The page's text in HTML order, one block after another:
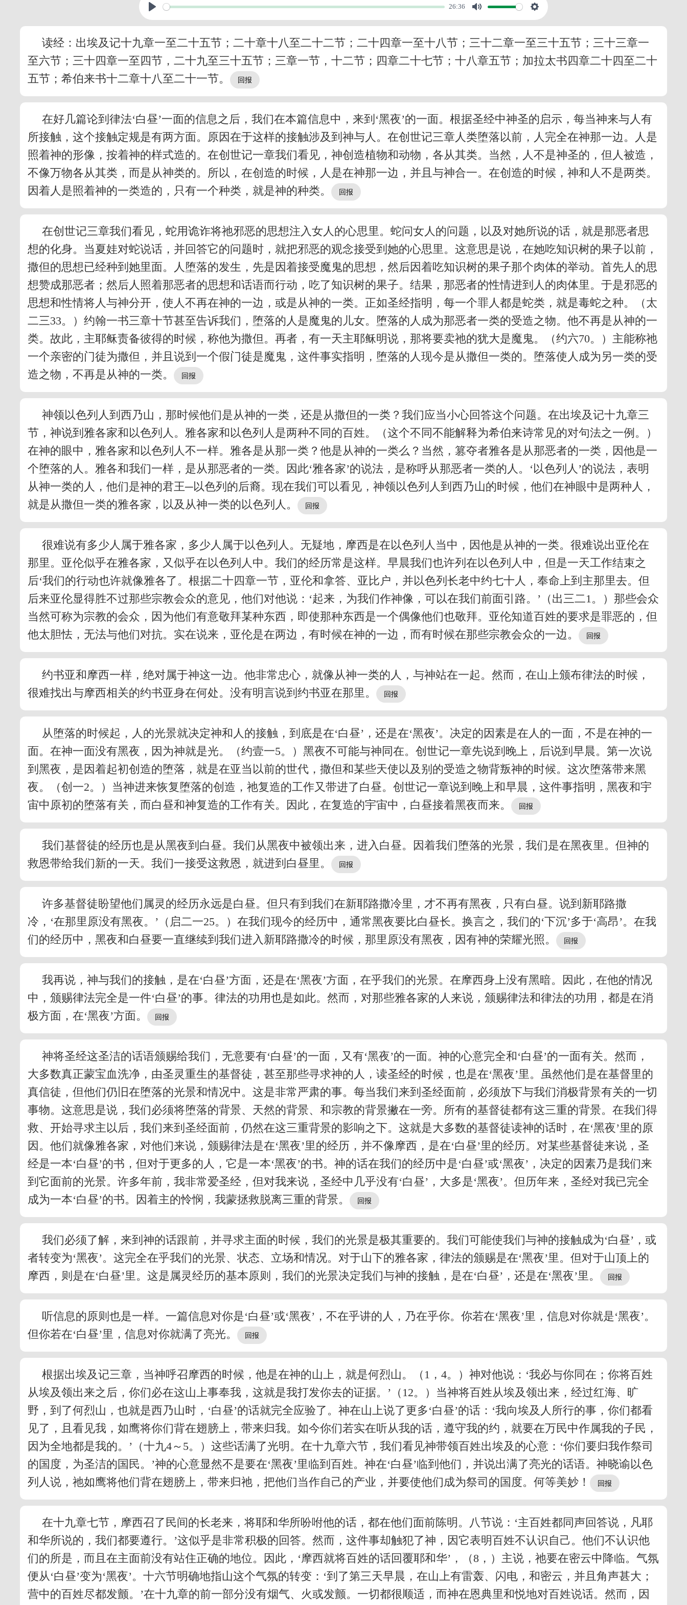
26:36
读经：出埃及记十九章一至二十五节；二十章十八至二十二节；二十四章一至十八节；三十二章一至三十五节；三十三章一
至六节；三十四章一至四节，二十九至三十五节；三章一节，十二节；四章二十七节；十八章五节；加拉太书四章二十四至二十
五节；希伯来书十二章十八至二十一节。
在好几篇论到律法‘白昼’一面的信息之后，我们在本篇信息中，来到‘黑夜’的一面。根据圣经中神圣的启示，每当神来与人有
所接触，这个接触定规是有两方面。原因在于这样的接触涉及到神与人。在创世记三章人类堕落以前，人完全在神那一边。人是
照着神的形像，按着神的样式造的。在创世记一章我们看见，神创造植物和动物，各从其类。当然，人不是神圣的，但人被造，
不像万物各从其类，而是从神类的。所以，在创造的时候，人是在神那一边，并且与神合一。在创造的时候，神和人不是两类。
因着人是照着神的一类造的，只有一个种类，就是神的种类。
在创世记三章我们看见，蛇用诡诈将祂邪恶的思想注入女人的心思里。蛇问女人的问题，以及对她所说的话，就是那恶者思
想的化身。当夏娃对蛇说话，并回答它的问题时，就把邪恶的观念接受到她的心思里。这意思是说，在她吃知识树的果子以前，
撒但的思想已经种到她里面。人堕落的发生，先是因着接受魔鬼的思想，然后因着吃知识树的果子那个肉体的举动。首先人的思
想赞成那恶者；然后人照着那恶者的思想和话语而行动，吃了知识树的果子。结果，那恶者的性情进到人的肉体里。于是邪恶的
思想和性情将人与神分开，使人不再在神的一边，或是从神的一类。正如圣经指明，每一个罪人都是蛇类，就是毒蛇之种。（太
二三33。）约翰一书三章十节甚至告诉我们，堕落的人是魔鬼的儿女。堕落的人成为那恶者一类的受造之物。他不再是从神的一
类。故此，主耶稣责备彼得的时候，称他为撒但。再者，有一天主耶稣明说，那将要卖祂的犹大是魔鬼。（约六70。）主能称祂
一个亲密的门徒为撒但，并且说到一个假门徒是魔鬼，这件事实指明，堕落的人现今是从撒但一类的。堕落使人成为另一类的受
造之物，不再是从神的一类。
神领以色列人到西乃山，那时候他们是从神的一类，还是从撒但的一类？我们应当小心回答这个问题。在出埃及记十九章三
节，神说到雅各家和以色列人。雅各家和以色列人是两种不同的百姓。（这个不同不能解释为希伯来诗常见的对句法之一例。）
在神的眼中，雅各家和以色列人不一样。雅各是从那一类？他是从神的一类么？当然，篡夺者雅各是从那恶者的一类，因他是一
个堕落的人。雅各和我们一样，是从那恶者的一类。因此‘雅各家’的说法，是称呼从那恶者一类的人。‘以色列人’的说法，表明
从神一类的人，他们是神的君王─以色列的后裔。现在我们可以看见，神领以色列人到西乃山的时候，他们在神眼中是两种人，
就是从撒但一类的雅各家，以及从神一类的以色列人。
很难说有多少人属于雅各家，多少人属于以色列人。无疑地，摩西是在以色列人当中，因他是从神的一类。很难说出亚伦在
那里。亚伦似乎在雅各家，又似乎在以色列人中。我们的经历常是这样。早晨我们也许列在以色列人中，但是一天工作结束之
后‘我们的行动也许就像雅各了。根据二十四章一节，亚伦和拿答、亚比户，并以色列长老中约七十人，奉命上到主那里去。但
后来亚伦显得胜不过那些宗教会众的意见，他们对他说：‘起来，为我们作神像，可以在我们前面引路。’（出三二1。）那些会众
当然可称为宗教的会众，因为他们有意敬拜某种东西，即使那种东西是一个偶像他们也敬拜。亚伦知道百姓的要求是罪恶的，但
他太胆怯，无法与他们对抗。实在说来，亚伦是在两边，有时候在神的一边，而有时候在那些宗教会众的一边。
约书亚和摩西一样，绝对属于神这一边。他非常忠心，就像从神一类的人，与神站在一起。然而，在山上颁布律法的时候，
很难找出与摩西相关的约书亚身在何处。没有明言说到约书亚在那里。
从堕落的时候起，人的光景就决定神和人的接触，到底是在‘白昼’，还是在‘黑夜’。决定的因素是在人的一面，不是在神的一
面。在神一面没有黑夜，因为神就是光。（约壹一5。）黑夜不可能与神同在。创世记一章先说到晚上，后说到早晨。第一次说
到黑夜，是因着起初创造的堕落，就是在亚当以前的世代，撒但和某些天使以及别的受造之物背叛神的时候。这次堕落带来黑
夜。（创一2。）当神进来恢复堕落的创造，祂复造的工作又带进了白昼。创世记一章说到晚上和早晨，这件事指明，黑夜和宇
宙中原初的堕落有关，而白昼和神复造的工作有关。因此，在复造的宇宙中，白昼接着黑夜而来。
我们基督徒的经历也是从黑夜到白昼。我们从黑夜中被领出来，进入白昼。因着我们堕落的光景，我们是在黑夜里。但神的
救恩带给我们新的一天。我们一接受这救恩，就进到白昼里。
许多基督徒盼望他们属灵的经历永远是白昼。但只有到我们在新耶路撒冷里，才不再有黑夜，只有白昼。说到新耶路撒
冷，‘在那里原没有黑夜。’（启二一25。）在我们现今的经历中，通常黑夜要比白昼长。换言之，我们的‘下沉’多于‘高昂’。在我
们的经历中，黑夜和白昼要一直继续到我们进入新耶路撒冷的时候，那里原没有黑夜，因有神的荣耀光照。
我再说，神与我们的接触，是在‘白昼’方面，还是在‘黑夜’方面，在乎我们的光景。在摩西身上没有黑暗。因此，在他的情况
中，颁赐律法完全是一件‘白昼’的事。律法的功用也是如此。然而，对那些雅各家的人来说，颁赐律法和律法的功用，都是在消
极方面，在‘黑夜’方面。
神将圣经这圣洁的话语颁赐给我们，无意要有‘白昼’的一面，又有‘黑夜’的一面。神的心意完全和‘白昼’的一面有关。然而，
大多数真正蒙宝血洗净，由圣灵重生的基督徒，甚至那些寻求神的人，读圣经的时候，也是在‘黑夜’里。虽然他们是在基督里的
真信徒，但他们仍旧在堕落的光景和情况中。这是非常严肃的事。每当我们来到圣经面前，必须放下与我们消极背景有关的一切
事物。这意思是说，我们必须将堕落的背景、天然的背景、和宗教的背景撇在一旁。所有的基督徒都有这三重的背景。在我们得
救、开始寻求主以后，我们来到圣经面前，仍然在这三重背景的影响之下。这就是大多数的基督徒读神的话时，在‘黑夜’里的原
因。他们就像雅各家，对他们来说，颁赐律法是在‘黑夜’里的经历，并不像摩西，是在‘白昼’里的经历。对某些基督徒来说，圣
经是一本‘白昼’的书，但对于更多的人，它是一本‘黑夜’的书。神的话在我们的经历中是‘白昼’或‘黑夜’，决定的因素乃是我们来
到它面前的光景。许多年前，我非常爱圣经，但对我来说，圣经中几乎没有‘白昼’，大多是‘黑夜’。但历年来，圣经对我已完全
成为一本‘白昼’的书。因着主的怜悯，我蒙拯救脱离三重的背景。
我们必须了解，来到神的话跟前，并寻求主面的时候，我们的光景是极其重要的。我们可能使我们与神的接触成为‘白昼’，或
者转变为‘黑夜’。这完全在乎我们的光景、状态、立场和情况。对于山下的雅各家，律法的颁赐是在‘黑夜’里。但对于山顶上的
摩西，则是在‘白昼’里。这是属灵经历的基本原则，我们的光景决定我们与神的接触，是在‘白昼’，还是在‘黑夜’里。
听信息的原则也是一样。一篇信息对你是‘白昼’或‘黑夜’，不在乎讲的人，乃在乎你。你若在‘黑夜’里，信息对你就是‘黑夜’。
但你若在‘白昼’里，信息对你就满了亮光。
根据出埃及记三章，当神呼召摩西的时候，他是在神的山上，就是何烈山。（1，4。）神对他说：‘我必与你同在；你将百姓
从埃及领出来之后，你们必在这山上事奉我，这就是我打发你去的证据。’（12。）当神将百姓从埃及领出来，经过红海、旷
野，到了何烈山，也就是西乃山时，‘白昼’的话就完全应验了。神在山上说了更多‘白昼’的话：‘我向埃及人所行的事，你们都看
见了，且看见我，如鹰将你们背在翅膀上，带来归我。如今你们若实在听从我的话，遵守我的约，就要在万民中作属我的子民，
因为全地都是我的。’（十九4～5。）这些话满了光明。在十九章六节，我们看见神带领百姓出埃及的心意：‘你们要归我作祭司
的国度，为圣洁的国民。’神的心意显然不是要在‘黑夜’里临到百姓。神在‘白昼’临到他们，并说出满了亮光的话语。神晓谕以色
列人说，祂如鹰将他们背在翅膀上，带来归祂，把他们当作自己的产业，并要使他们成为祭司的国度。何等美妙！
在十九章七节，摩西召了民间的长老来，将耶和华所吩咐他的话，都在他们面前陈明。八节说：‘主百姓都同声回答说，凡耶
和华所说的，我们都要遵行。’这似乎是非常积极的回答。然而，这件事却触犯了神，因它表明百姓不认识自己。他们不认识他
们的所是，而且在主面前没有站住正确的地位。因此，‘摩西就将百姓的话回覆耶和华’，（8，）主说，祂要在密云中降临。气氛
便从‘白昼’变为‘黑夜’。十六节明确地指山这个气氛的转变：‘到了第三天早晨，在山上有雷轰、闪电，和密云，并且角声甚大；
营中的百姓尽都发颤。’在十九章的前一部分没有烟气、火或发颤。一切都很顺适，而神在恩典里和悦地对百姓说话。然而，因